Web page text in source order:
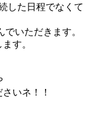
した日程でなくて
いただきます。
す。
いネ！！